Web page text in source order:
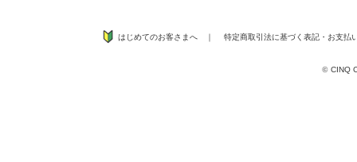
はじめてのお客さまへ ｜ 特定商取引法に基づく表記 ・ お支払
© CINQ